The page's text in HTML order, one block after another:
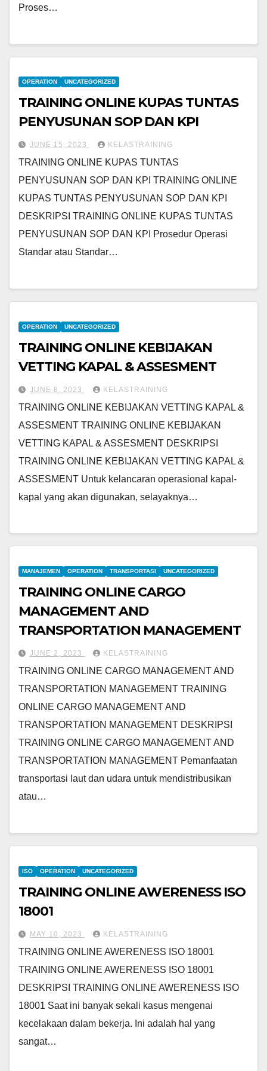
Proses…
OPERATION UNCATEGORIZED
TRAINING ONLINE KUPAS TUNTAS
PENYUSUNAN SOP DAN KPI
JUNE 15, 2023 KELASTRAINING
TRAINING ONLINE KUPAS TUNTAS
PENYUSUNAN SOP DAN KPI TRAINING ONLINE
KUPAS TUNTAS PENYUSUNAN SOP DAN KPI
DESKRIPSI TRAINING ONLINE KUPAS TUNTAS
PENYUSUNAN SOP DAN KPI Prosedur Operasi
Standar atau Standar…
OPERATION UNCATEGORIZED
TRAINING ONLINE KEBIJAKAN
VETTING KAPAL & ASSESMENT
JUNE 8, 2023 KELASTRAINING
TRAINING ONLINE KEBIJAKAN VETTING KAPAL &
ASSESMENT TRAINING ONLINE KEBIJAKAN
VETTING KAPAL & ASSESMENT DESKRIPSI
TRAINING ONLINE KEBIJAKAN VETTING KAPAL &
ASSESMENT Untuk kelancaran operasional kapal-
kapal yang akan digunakan, selayaknya…
MANAJEMEN OPERATION TRANSPORTASI UNCATEGORIZED
TRAINING ONLINE CARGO
MANAGEMENT AND
TRANSPORTATION MANAGEMENT
JUNE 2, 2023 KELASTRAINING
TRAINING ONLINE CARGO MANAGEMENT AND
TRANSPORTATION MANAGEMENT TRAINING
ONLINE CARGO MANAGEMENT AND
TRANSPORTATION MANAGEMENT DESKRIPSI
TRAINING ONLINE CARGO MANAGEMENT AND
TRANSPORTATION MANAGEMENT Pemanfaatan
transportasi laut dan udara untuk mendistribusikan
atau…
ISO OPERATION UNCATEGORIZED
TRAINING ONLINE AWERENESS ISO
18001
MAY 10, 2023 KELASTRAINING
TRAINING ONLINE AWERENESS ISO 18001
TRAINING ONLINE AWERENESS ISO 18001
DESKRIPSI TRAINING ONLINE AWERENESS ISO
18001 Saat ini banyak sekali kasus mengenai
kecelakaan dalam bekerja. Ini adalah hal yang
sangat…